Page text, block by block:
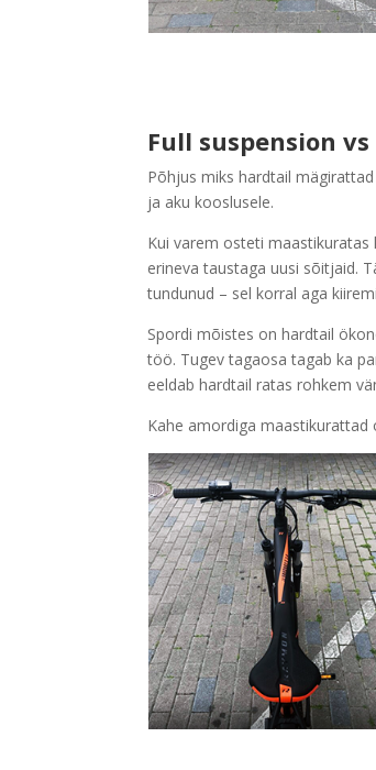
Full suspension
Põhjus miks hardtail
ja aku kooslusele.
Kui varem osteti
erineva taustaga uusi sõitjaid.
tundunud – sel korral aga
Spordi mõistes on hardtail
töö. Tugev tagaosa tagab ka
eeldab hardtail ratas rohkem
Kahe amordiga maastikurattad